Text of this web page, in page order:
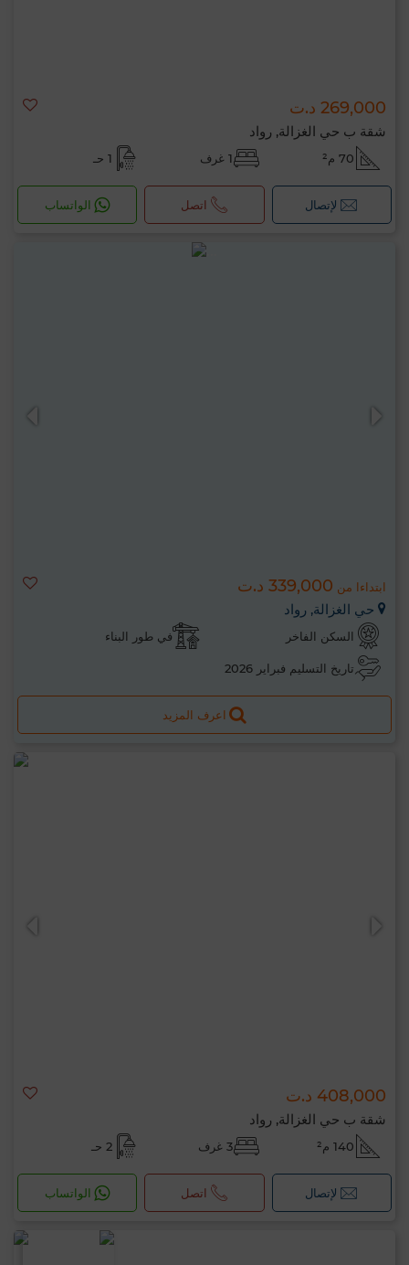
269,000 د.ت
شقة ب حي الغزالة, رواد
70 م² 1 غرف 1 حـ
لإتصال اتصل الواتساب
ابتداءا من 339,000 د.ت
حي الغزالة, رواد
السكن الفاخر في طور البناء
تاريخ التسليم فبراير 2026
اعرف المزيد
408,000 د.ت
شقة ب حي الغزالة, رواد
140 م² 3 غرف 2 حـ
لإتصال اتصل الواتساب